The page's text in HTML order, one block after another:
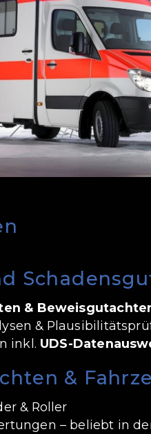
&
&
inkl. UDS-
&
& Roller
– beliebt in